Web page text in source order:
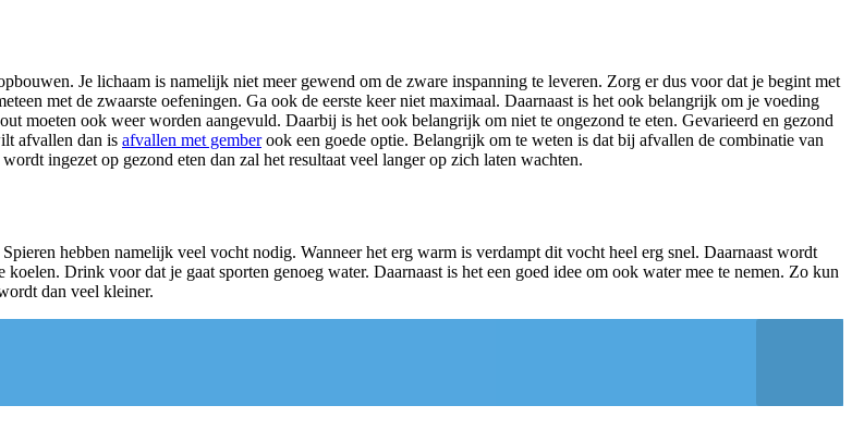
Je lichaam is namelijk niet meer gewend om de zware inspanning te leveren. Zorg er dus voor dat je begint met
met de zwaarste oefeningen. Ga ook de eerste keer niet maximaal. Daarnaast is het ook belangrijk om je voeding
moeten ook weer worden aangevuld. Daarbij is het ook belangrijk om niet te ongezond te eten. Gevarieerd en gezond
afvallen dan is afvallen met gemberook een goede optie. Belangrijk om te weten is dat bij afvallen de combinatie van
ingezet op gezond eten dan zal het resultaat veel langer op zich laten wachten.
hebben namelijk veel vocht nodig. Wanneer het erg warm is verdampt dit vocht heel erg snel. Daarnaast wordt
Drink voor dat je gaat sporten genoeg water. Daarnaast is het een goed idee om ook water mee te nemen. Zo kun
dan veel kleiner.